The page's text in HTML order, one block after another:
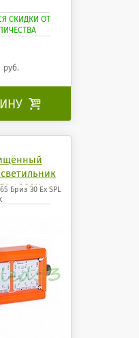
СКИДКИ ОТ
руб.

4000K
Бриз 30 Ех SPL